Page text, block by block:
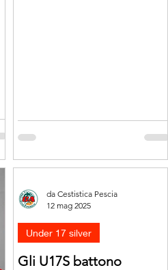
Gli U17S battono
Under 17 silver
da Cestistica Pescia
12 mag 2025